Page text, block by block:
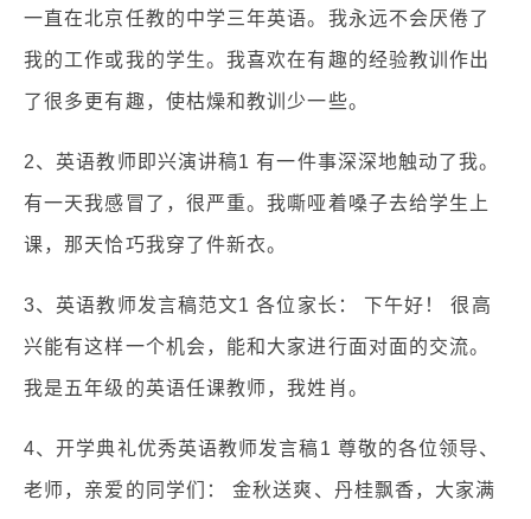
一直在北京任教的中学三年英语。我永远不会厌倦了
我的工作或我的学生。我喜欢在有趣的经验教训作出
了很多更有趣，使枯燥和教训少一些。
2、英语教师即兴演讲稿1 有一件事深深地触动了我。
有一天我感冒了，很严重。我嘶哑着嗓子去给学生上
课，那天恰巧我穿了件新衣。
3、英语教师发言稿范文1 各位家长： 下午好！ 很高
兴能有这样一个机会，能和大家进行面对面的交流。
我是五年级的英语任课教师，我姓肖。
4、开学典礼优秀英语教师发言稿1 尊敬的各位领导、
老师，亲爱的同学们： 金秋送爽、丹桂飘香，大家满